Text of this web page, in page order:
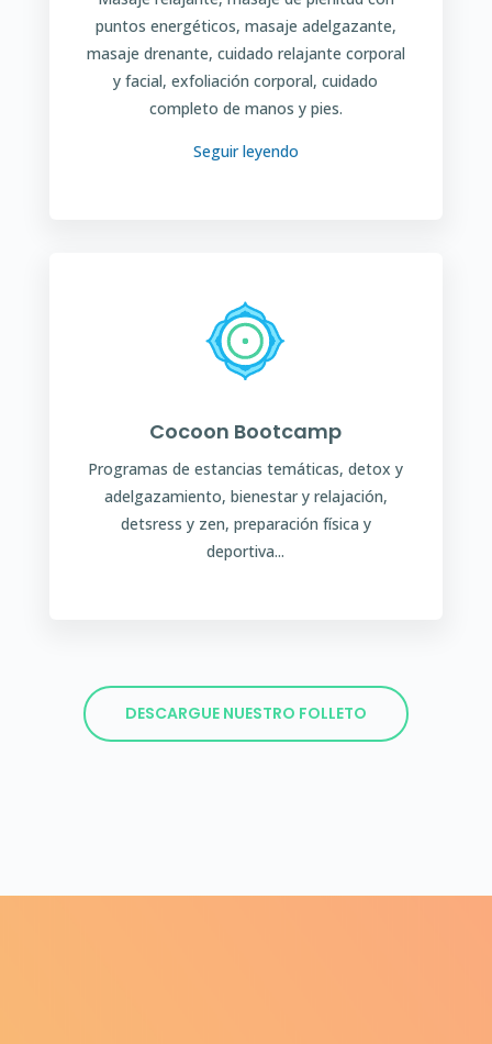
puntos energéticos, masaje adelgazante,
masaje drenante, cuidado relajante corporal
y facial, exfoliación corporal, cuidado
completo de manos y pies.
Seguir leyendo
Cocoon Bootcamp
Programas de estancias temáticas, detox y
adelgazamiento, bienestar y relajación,
detsress y zen, preparación física y
deportiva...
DESCARGUE NUESTRO FOLLETO